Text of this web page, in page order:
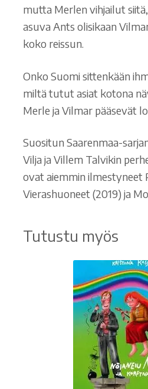
mutta Merlen vihjailut
asuva Ants olisikaan
koko reissun.
Onko Suomi sittenkään
miltä tutut asiat kotona
Merle ja Vilmar pääsevät
Suositun Saarenmaa-
Vilja ja Villem Talvikin
ovat aiemmin ilmestyneet
Vierashuoneet (2019) ja
Tutustu myös